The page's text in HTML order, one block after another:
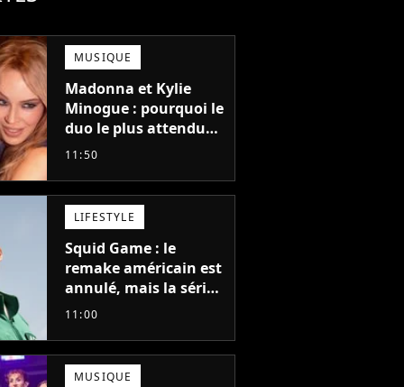
MUSIQUE
Madonna et Kylie
Minogue : pourquoi le
duo le plus attendu
de la pop a mis 25 ans
11:50
LIFESTYLE
Squid Game : le
remake américain est
annulé, mais la série
la plus vue sur Netflix
version française
11:00
MUSIQUE